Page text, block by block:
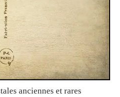
anciennes et rares